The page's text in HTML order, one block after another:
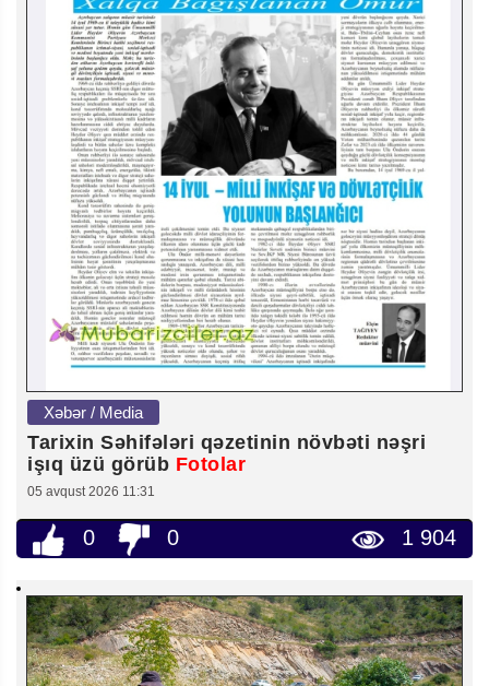
Xəbər / Media
Tarixin Səhifələri qəzetinin növbəti nəşri
işıq üzü görüb Fotolar
05 avqust 2026 11:31
0 0 1 904